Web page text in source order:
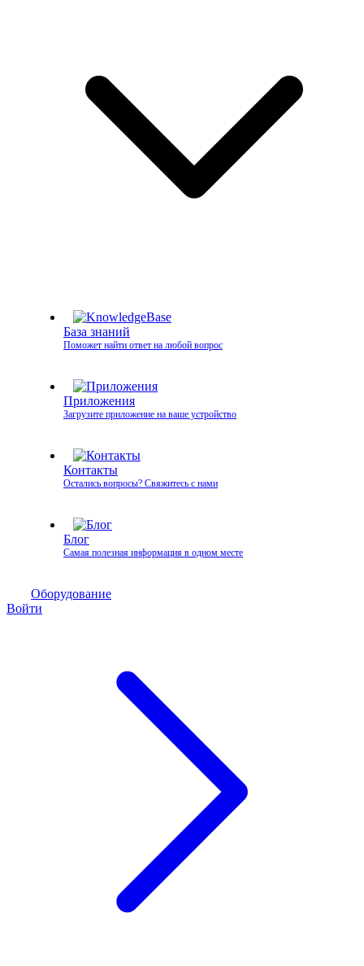
База знаний
Поможет найти ответ на любой вопрос
Приложения
Загрузите приложение на ваше устройство
Контакты
Остались вопросы? Свяжитесь с нами
Блог
Самая полезная информация в одном месте
Оборудование
Войти